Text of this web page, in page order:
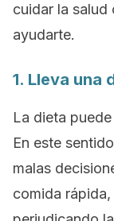
cuidar la salud
ayudarte.
1. Lleva una
La dieta
En este
malas
comida